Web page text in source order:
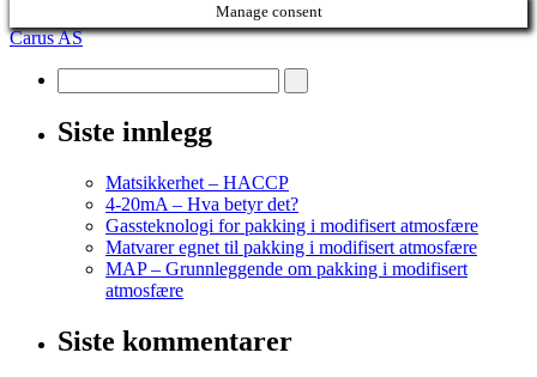
Manage consent
Carus AS
Siste innlegg
Matsikkerhet – HACCP
4-20mA – Hva betyr det?
Gassteknologi for pakking i modifisert atmosfære
Matvarer egnet til pakking i modifisert atmosfære
MAP – Grunnleggende om pakking i modifisert
atmosfære
Siste kommentarer